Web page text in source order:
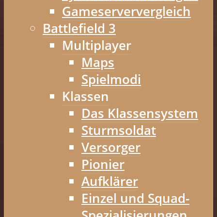
Gameserververgleich
Battlefield 3
Multiplayer
Maps
Spielmodi
Klassen
Das Klassensystem
Sturmsoldat
Versorger
Pionier
Aufklärer
Einzel und Squad-